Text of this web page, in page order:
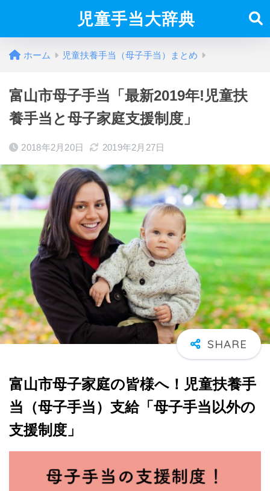
児童手当大辞典
ホーム 児童扶養手当（母子手当）まとめ
富山市母子手当「最新2019年!児童扶
養手当と母子家庭支援制度」
2018年2月20日 2019年2月27日
富山市母子家庭の皆様へ！児童扶養手
当（母子手当）支給「母子手当以外の
支援制度」